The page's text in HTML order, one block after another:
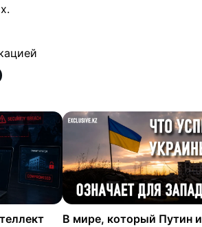
В мире, который Путин и